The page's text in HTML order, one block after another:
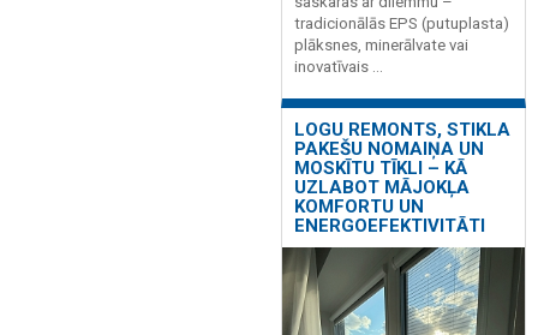
tradicionālās EPS (putuplasta)
plāksnes, minerālvate vai
inovatīvais ...
LOGU REMONTS, STIKLA
PAKEŠU NOMAIŅA UN
MOSKĪTU TĪKLI – KĀ
UZLABOT MĀJOKĻA
KOMFORTU UN
ENERGOEFEKTIVITĀTI